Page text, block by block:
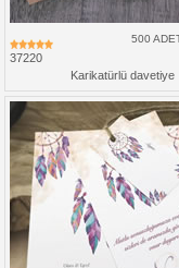
37220
500
Karikatürlü davetiye